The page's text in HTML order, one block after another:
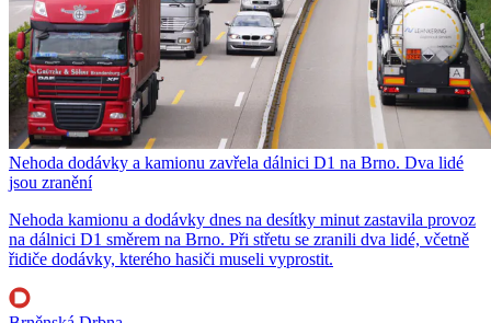
Nehoda dodávky a kamionu zavřela dálnici D1 na Brno. Dva lidé
jsou zranění
Nehoda kamionu a dodávky dnes na desítky minut zastavila provoz
na dálnici D1 směrem na Brno. Při střetu se zranili dva lidé, včetně
řidiče dodávky, kterého hasiči museli vyprostit.